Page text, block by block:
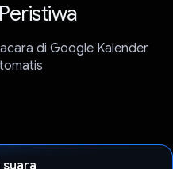
di Google Kalender